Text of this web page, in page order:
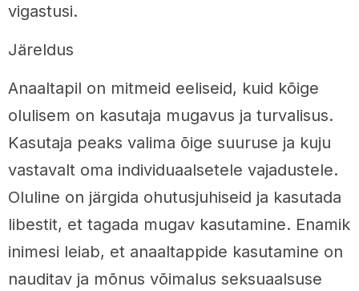
vigastusi.
Järeldus
Anaaltapil on mitmeid eeliseid, kuid kõige
olulisem on kasutaja mugavus ja turvalisus.
Kasutaja peaks valima õige suuruse ja kuju
vastavalt oma individuaalsetele vajadustele.
Oluline on järgida ohutusjuhiseid ja kasutada
libestit, et tagada mugav kasutamine. Enamik
inimesi leiab, et anaaltappide kasutamine on
nauditav ja mõnus võimalus seksuaalsuse